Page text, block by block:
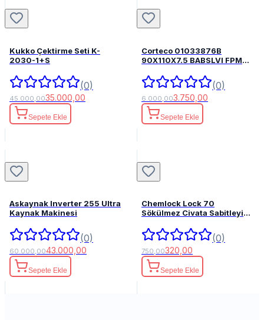
Kukko Çektirme Seti K-
2030-1+S
(0)
45.000,0035.000,00
Sepete Ekle
Corteco 01033876B
90X110X7.5 BABSLVI FPM
(0)
6.000,003.750,00
Sepete Ekle
Askaynak Inverter 255 Ultra
Kaynak Makinesi
(0)
60.000,0043.000,00
Sepete Ekle
Chemlock Lock 70
Sökülmez Civata Sabitleyici
(0)
750,00320,00
Sepete Ekle